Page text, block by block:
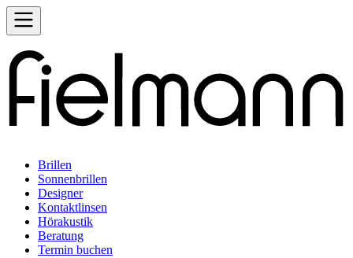
Brillen
Sonnenbrillen
Designer
Kontaktlinsen
Hörakustik
Beratung
Termin buchen